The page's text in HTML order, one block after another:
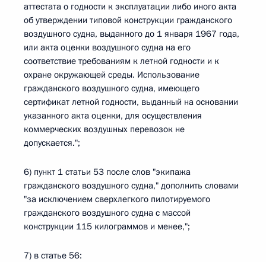
аттестата о годности к эксплуатации либо иного акта
об утверждении типовой конструкции гражданского
воздушного судна, выданного до 1 января 1967 года,
или акта оценки воздушного судна на его
соответствие требованиям к летной годности и к
охране окружающей среды. Использование
гражданского воздушного судна, имеющего
сертификат летной годности, выданный на основании
указанного акта оценки, для осуществления
коммерческих воздушных перевозок не
допускается.";
6) пункт 1 статьи 53 после слов "экипажа
гражданского воздушного судна," дополнить словами
"за исключением сверхлегкого пилотируемого
гражданского воздушного судна с массой
конструкции 115 килограммов и менее,";
7) в статье 56: